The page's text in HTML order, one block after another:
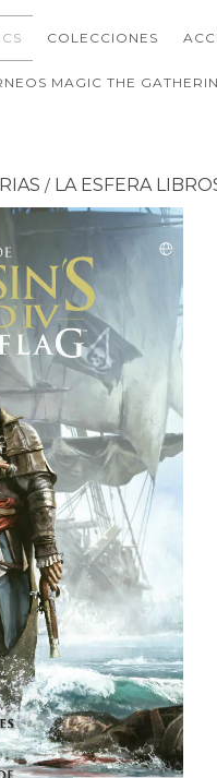
COLECCIONES
MAGIC THE
/ LA ESFERA